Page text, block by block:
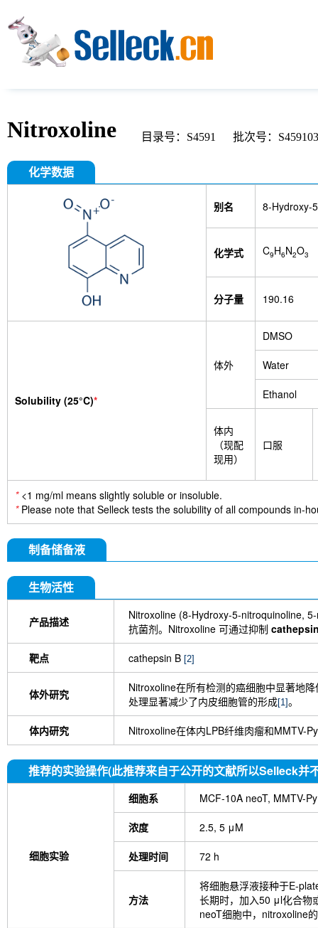
Nitroxoline 目录号：S4591 批次号：S459103
化学数据
别名 8-Hydroxy-
化学式 C9H6N2O3
分子量 190.16
Solubility (25°C)*
体外
DMSO
Water
Ethanol
体内
（现配
现用）
口服
*<1 mg/ml means slightly soluble or insoluble.
*Please note that Selleck tests the solubility of all compounds in-
制备储备液
生物活性
产品描述
Nitroxoline (8-Hydroxy-5-nitroquinoline,
抗菌剂。Nitroxoline 可通过抑制
靶点 cathepsin B [2]
体外研究
Nitroxoline在所有检测的癌细胞中显著地
处理显著减少了内皮细胞管的形成[1]。
体内研究 Nitroxoline在体内LPB纤维肉瘤和MMTV-
推荐的实验操作(此推荐来自于公开的文献所以Selleck并
细胞实验
细胞系 MCF-10A neoT, MMTV-
浓度 2.5, 5 μM
处理时间 72 h
方法
将细胞悬浮液接种于E-
长期时，加入50 μl化合物
neoT细胞中，nitroxoline